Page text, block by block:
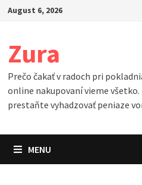
SkipAugust 6, 2026
Zura
Prečo čakať v radoch pri
online nakupovaní vieme
prestaňte vyhadzovať peniaze
MENU